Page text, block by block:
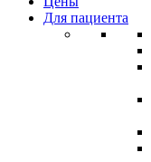
Для пациента